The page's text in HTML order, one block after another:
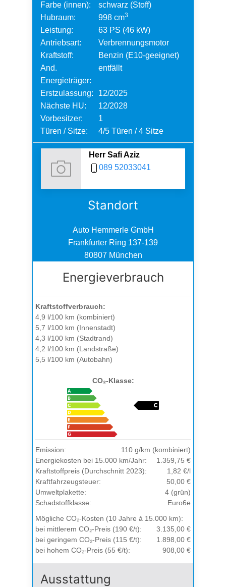
Farbe (innen):
schwarz (Stoff)
Hubraum:
998 cm3
Leistung:
63 PS (46 kW)
Antriebsart:
Verbrennungsmotor
Kraftstoff:
Benzin (E10-geeignet)
And.
Energieträger:
entfällt
Erstzulassung:
12/2025
Nächste HU:
12/2028
Vorbesitzer:
1
Türen / Sitze:
4/5 Türen / 4 Sitze
Herr Safi Aziz
089 52033041
Standort
Auto Hemmerle GmbH
Frankfurter Ring 137-139
80807 München
Energieverbrauch
Kraftstoffverbrauch:
4,9 l/100 km (kombiniert)
5,7 l/100 km (Innenstadt)
4,3 l/100 km (Stadtrand)
4,2 l/100 km (Landstraße)
5,5 l/100 km (Autobahn)
CO₂-Klasse:
Emission:
110 g/km (kombiniert)
Energiekosten bei 15.000 km/Jahr:
1.359,75 €
Kraftstoffpreis (Durchschnitt 2023):
1,82 €/l
Kraftfahrzeugsteuer:
50,00 €
Umweltplakette:
4 (grün)
Schadstoffklasse:
Euro6e
Mögliche CO₂-Kosten (10 Jahre á 15.000 km):
bei mittlerem CO₂-Preis (190 €/t):
3.135,00 €
bei geringem CO₂-Preis (115 €/t):
1.898,00 €
bei hohem CO₂-Preis (55 €/t):
908,00 €
Ausstattung